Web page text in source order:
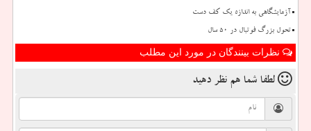
آزمایشگاهی به اندازه یک کف دست
تحول بزرگ فوتبال در ۵۰ سال
نظرات بینندگان در مورد این مطلب
لطفا شما هم نظر دهید